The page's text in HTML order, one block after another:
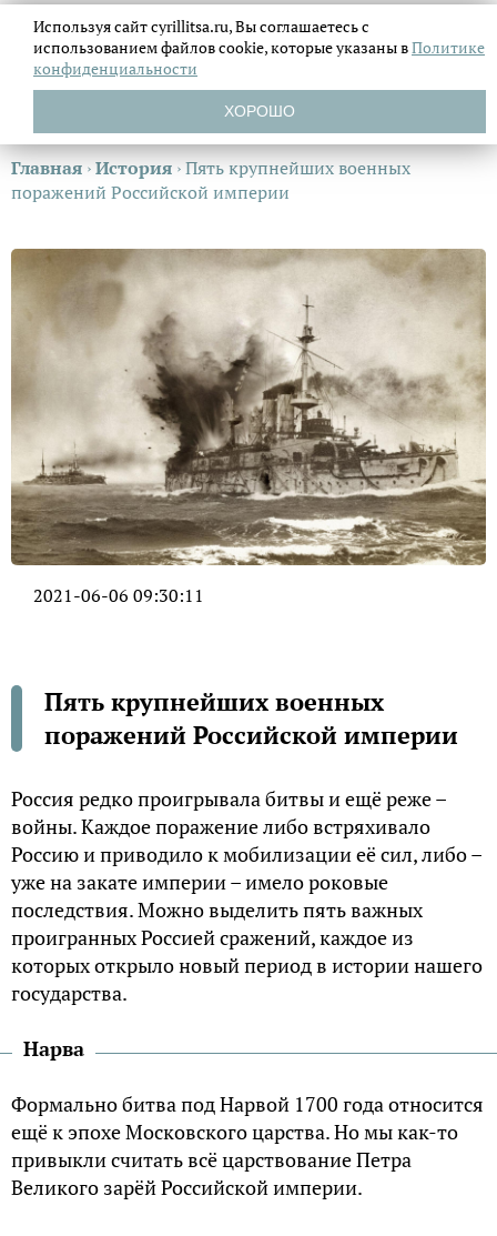
Главная ›История ›Пять крупнейших военных
поражений Российской империи
2021-06-06 09:30:11
Пять крупнейших военных
поражений Российской империи
Россия редко проигрывала битвы и ещё реже –
войны. Каждое поражение либо встряхивало
Россию и приводило к мобилизации её сил, либо –
уже на закате империи – имело роковые
последствия. Можно выделить пять важных
проигранных Россией сражений, каждое из
которых открыло новый период в истории нашего
государства.
Нарва
Формально битва под Нарвой 1700 года относится
ещё к эпохе Московского царства. Но мы как-то
привыкли считать всё царствование Петра
Великого зарёй Российской империи.
Используя сайт cyrillitsa.ru, Вы соглашаетесь с
использованием файловcookie, которые указаны вПолитике
конфиденциальности
ХОРОШО